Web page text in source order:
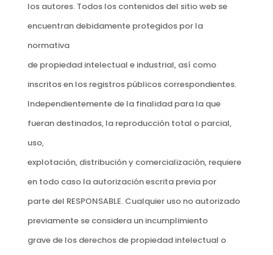
los autores. Todos los contenidos del sitio web se
encuentran debidamente protegidos por la
normativa
de propiedad intelectual e industrial, así como
inscritos en los registros públicos correspondientes.
Independientemente de la finalidad para la que
fueran destinados, la reproducción total o parcial,
uso,
explotación, distribución y comercialización, requiere
en todo caso la autorización escrita previa por
parte del RESPONSABLE. Cualquier uso no autorizado
previamente se considera un incumplimiento
grave de los derechos de propiedad intelectual o